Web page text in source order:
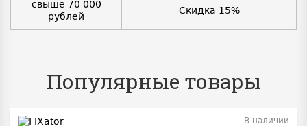
свыше 70 000
рублей
Скидка 15%
Популярные товары
В наличии